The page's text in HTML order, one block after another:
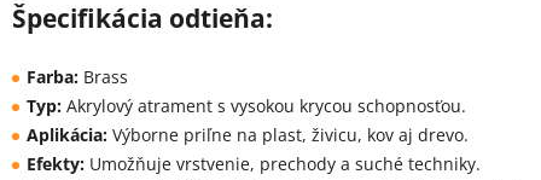
Špecifikácia odtieňa:
Farba: Brass
Typ: Akrylový atrament s vysokou krycou schopnosťou.
Aplikácia: Výborne priľne na plast, živicu, kov aj drevo.
Efekty: Umožňuje vrstvenie, prechody a suché techniky.